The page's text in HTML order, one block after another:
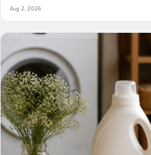
Aug 2, 2026